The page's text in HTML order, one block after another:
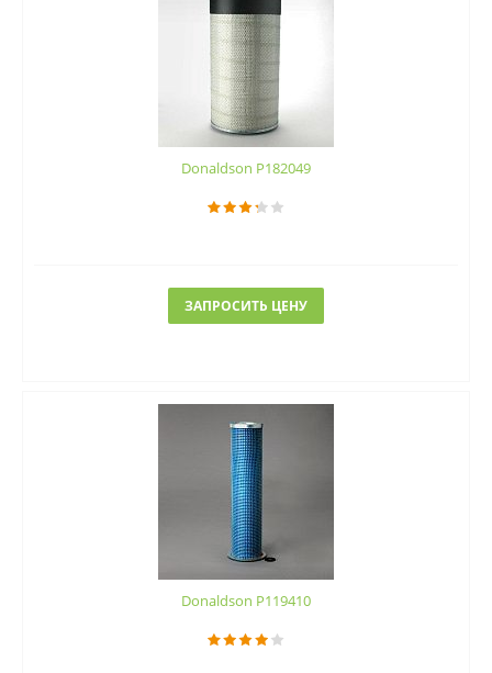
Donaldson P182049
ЗАПРОСИТЬ ЦЕНУ
Donaldson P119410